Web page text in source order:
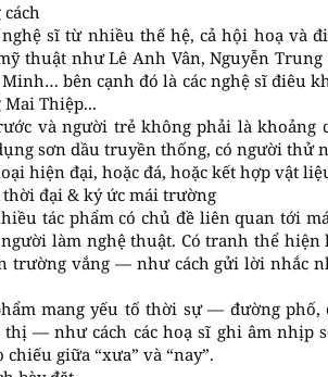
sĩ từ nhiều thế hệ, cả hội hoạ và
thuật như Lê Anh Vân, Nguyễn
bên cạnh đó là các nghệ sĩ điêu
Thiệp...
và người trẻ không phải là khoảng
sơn dầu truyền thống, có người thử
hiện đại, hoặc đá, hoặc kết hợp vật
thời đại & ký ức mái trường
tác phẩm có chủ đề liên quan tới
làm nghệ thuật. Có tranh thể hiện
trường vắng — như cách gửi lời nhắc
mang yếu tố thời sự — đường phố,
— như cách các hoạ sĩ ghi âm nhịp
giữa “xưa” và “nay”.